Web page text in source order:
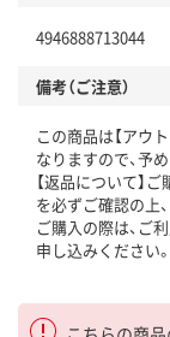
4946888713044
備考（ご注意）
この商品は【アウ
なりますので、予
【返品について】
を必ずご確認の上
ご購入の際は、ご
申し込みください。